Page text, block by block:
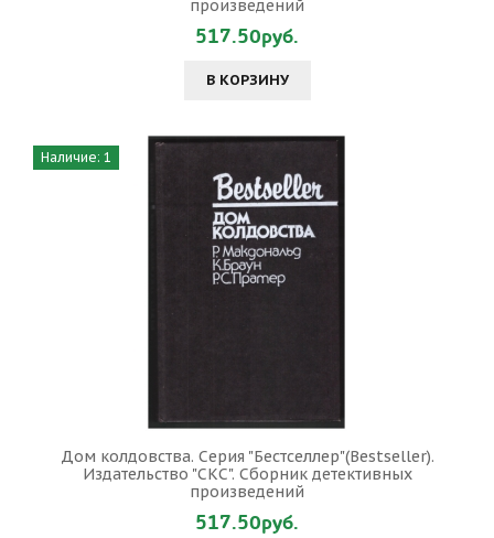
произведений
517.50руб.
В КОРЗИНУ
Наличие: 1
Дом колдовства. Серия "Бестселлер"(Bestseller).
Издательство "СКС". Сборник детективных
произведений
517.50руб.